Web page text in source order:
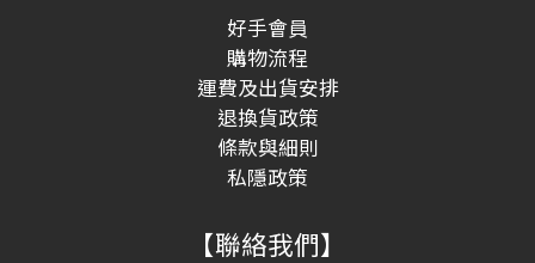
好手會員
購物流程
運費及出貨安排
退換貨政策
條款與細則
私隱政策
【聯絡我們】